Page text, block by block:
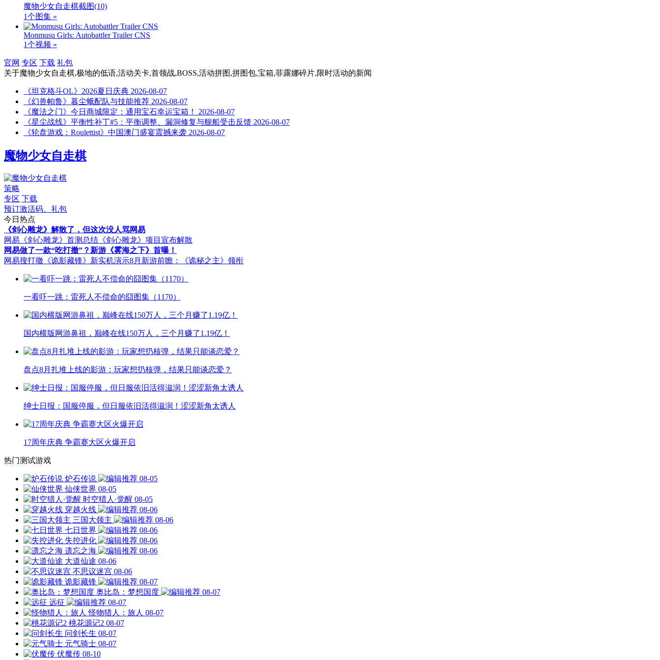
魔物少女自走棋截图(10)
1个图集 »
Monmusu Girls: Autobattler Trailer CNS
1个视频 »
官网 专区 下载 礼包
关于魔物少女自走棋,极地的低语,活动关卡,首领战,BOSS,活动拼图,拼图包,宝箱,菲露娜碎片,限时活动的新闻
《坦克格斗OL》2026夏日庆典 2026-08-07
《幻兽帕鲁》暮尘蛾配队与技能推荐 2026-08-07
《魔法之门》今日商城限定：通用宝石幸运宝箱！
2026-08-07
《星尘战线》平衡性补丁#5：平衡调整、漏洞修复与舰船受击反馈 2026-08-07
《轮盘游戏：Roulettist》中国澳门盛宴震撼来袭 2026-08-07
魔物少女自走棋
策略
专区 下载
预订激活码、礼包
今日热点
《剑心雕龙》解散了，但这次没人骂网易
网易《剑心雕龙》首测总结 《剑心雕龙》项目宣布解散
网易做了一款“吃打撤”？新游《雾海之下》首曝！
网易搜打撤《诡影藏锋》新实机演示8月新游前瞻：《诡秘之主》领衔
一看吓一跳：雷死人不偿命的囧图集（1170）
国内横版网游鼻祖，巅峰在线150万人，三个月赚了1.19亿！
盘点8月扎堆上线的影游：玩家想扔核弹，结果只能谈恋爱？
绅士日报：国服停服，但日服依旧活得滋润！涩涩新角太诱人
17周年庆典 争霸赛大区火爆开启
热门测试游戏
炉石传说
08-05
仙侠世界 08-05
时空猎人·觉醒 08-05
穿越火线
08-06
三国大领主
08-06
七日世界
08-06
失控进化
08-06
遗忘之海
08-06
大道仙途 08-06
不思议迷宫 08-06
诡影藏锋
08-07
奥比岛：梦想国度
08-07
远征
08-07
怪物猎人：旅人 08-07
桃花源记2 08-07
问剑长生 08-07
元气骑士 08-07
伏魔传 08-10